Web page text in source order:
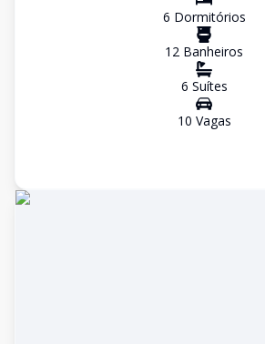
6 Dormitórios
12 Banheiros
6 Suítes
10 Vagas